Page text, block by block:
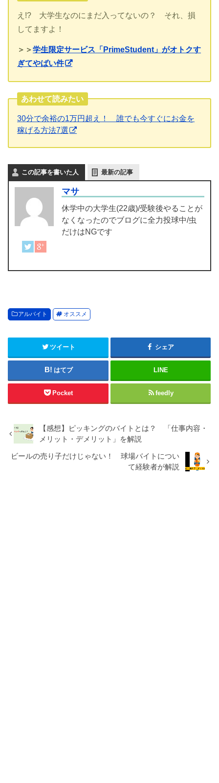
え!? 大学生なのにまだ入ってないの？ それ、損
してますよ！
＞＞学生限定サービス「PrimeStudent」がオトクす
ぎてやばい件
あわせて読みたい
30分で余裕の1万円超え！ 誰でも今すぐにお金を
稼げる方法7選
この記事を書いた人 最新の記事
マサ
休学中の大学生(22歳)/受験後やることが
なくなったのでブログに全力投球中/虫
だけはNGです
アルバイト オススメ
ツイート シェア
はてブ LINE
Pocket feedly
【感想】ピッキングのバイトとは？ 「仕事内容・
メリット・デメリット」を解説
ビールの売り子だけじゃない！ 球場バイトについ
て経験者が解説